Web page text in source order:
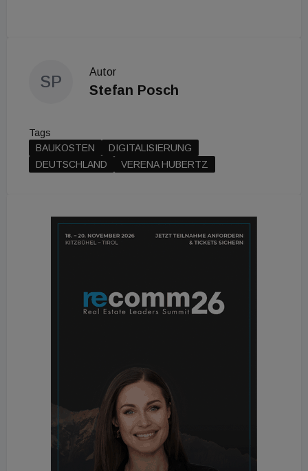
SP
Autor
Stefan Posch
Tags
BAUKOSTEN
DIGITALISIERUNG
DEUTSCHLAND
VERENA HUBERTZ